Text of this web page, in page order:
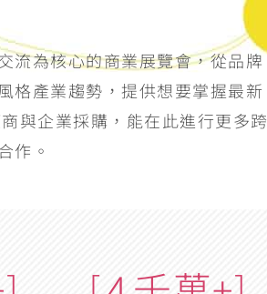
流為核心的商業展覽會，從品牌
格產業趨勢，提供想要掌握最新
與企業採購，能在此進行更多跨
作。